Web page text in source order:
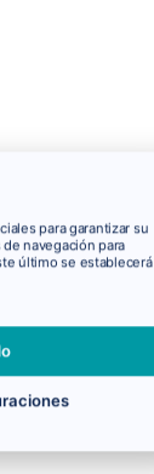
para garantizar su
navegación para
último se establecerá